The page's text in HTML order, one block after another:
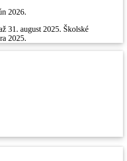
2026.
31. august 2025. Školské
2025.